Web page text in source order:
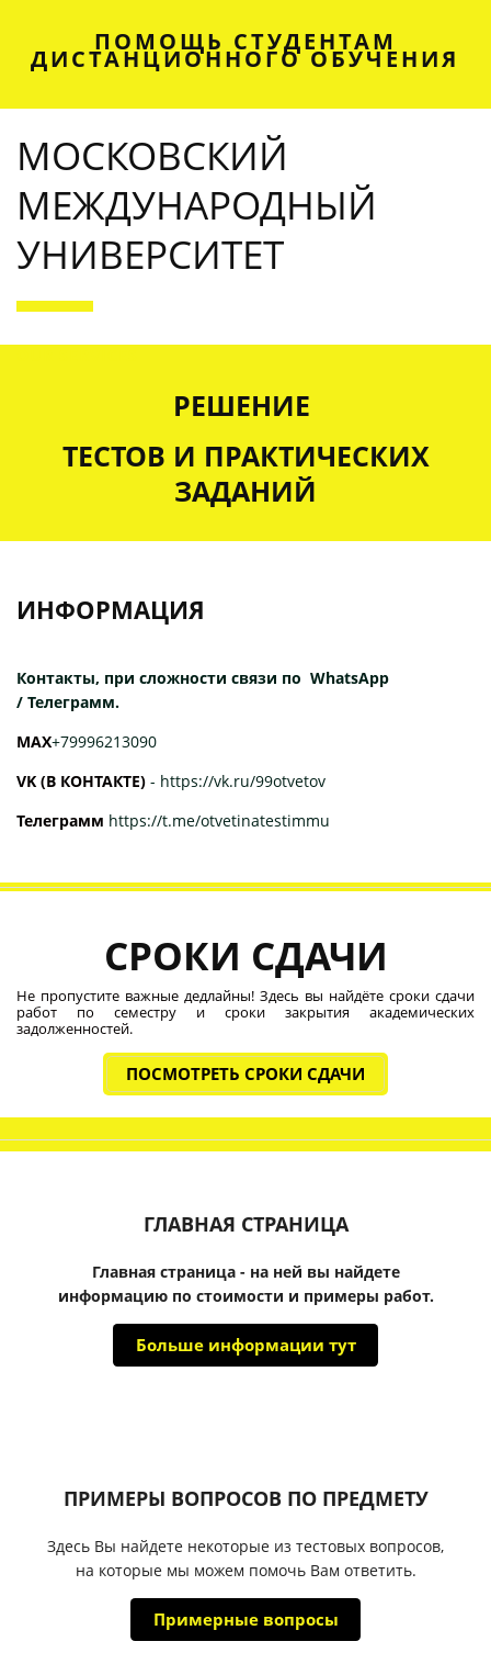
ПОМОЩЬ СТУДЕНТАМ
ДИСТАНЦИОННОГО ОБУЧЕНИЯ
МОСКОВСКИЙ
МЕЖДУНАРОДНЫЙ
УНИВЕРСИТЕТ
РЕШЕНИЕ
ТЕСТОВ И ПРАКТИЧЕСКИХ
ЗАДАНИЙ
ИНФОРМАЦИЯ
Контакты, при сложности связи по WhatsApp
/ Телеграмм.
МАХ+79996213090
VK (В КОНТАКТЕ) - https://vk.ru/99otvetov
Телеграмм https://t.me/otvetinatestimmu
СРОКИ СДАЧИ
Не пропустите важные дедлайны! Здесь вы найдёте сроки сдачи
работ по семестру и сроки закрытия академических
задолженностей.
ПОСМОТРЕТЬ СРОКИ СДАЧИ
ГЛАВНАЯ СТРАНИЦА
Главная страница - на ней вы найдете
информацию по стоимости и примеры работ.
Больше информации тут
ПРИМЕРЫ ВОПРОСОВ ПО ПРЕДМЕТУ
Здесь Вы найдете некоторые из тестовых вопросов,
на которые мы можем помочь Вам ответить.
Примерные вопросы